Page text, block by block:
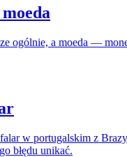
ogólnie, a moeda —
w portugalskim z
błędu unikać.